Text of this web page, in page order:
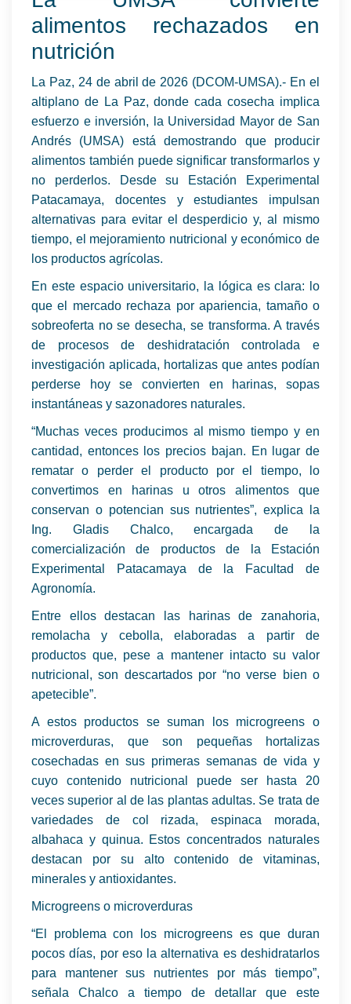
alimentos rechazados en
nutrición
La Paz, 24 de abril de 2026 (DCOM-UMSA).- En el
altiplano de La Paz, donde cada cosecha implica
esfuerzo e inversión, la Universidad Mayor de San
Andrés (UMSA) está demostrando que producir
alimentos también puede significar transformarlos y
no perderlos. Desde su Estación Experimental
Patacamaya, docentes y estudiantes impulsan
alternativas para evitar el desperdicio y, al mismo
tiempo, el mejoramiento nutricional y económico de
los productos agrícolas.
En este espacio universitario, la lógica es clara: lo
que el mercado rechaza por apariencia, tamaño o
sobreoferta no se desecha, se transforma. A través
de procesos de deshidratación controlada e
investigación aplicada, hortalizas que antes podían
perderse hoy se convierten en harinas, sopas
instantáneas y sazonadores naturales.
“Muchas veces producimos al mismo tiempo y en
cantidad, entonces los precios bajan. En lugar de
rematar o perder el producto por el tiempo, lo
convertimos en harinas u otros alimentos que
conservan o potencian sus nutrientes”, explica la
Ing. Gladis Chalco, encargada de la
comercialización de productos de la Estación
Experimental Patacamaya de la Facultad de
Agronomía.
Entre ellos destacan las harinas de zanahoria,
remolacha y cebolla, elaboradas a partir de
productos que, pese a mantener intacto su valor
nutricional, son descartados por “no verse bien o
apetecible”.
A estos productos se suman los microgreens o
microverduras, que son pequeñas hortalizas
cosechadas en sus primeras semanas de vida y
cuyo contenido nutricional puede ser hasta 20
veces superior al de las plantas adultas. Se trata de
variedades de col rizada, espinaca morada,
albahaca y quinua. Estos concentrados naturales
destacan por su alto contenido de vitaminas,
minerales y antioxidantes.
Microgreens o microverduras
“El problema con los microgreens es que duran
pocos días, por eso la alternativa es deshidratarlos
para mantener sus nutrientes por más tiempo”,
señala Chalco a tiempo de detallar que este